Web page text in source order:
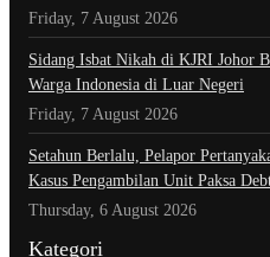
Friday, 7 August 2026
Sidang Isbat Nikah di KJRI Johor
Warga Indonesia di Luar Negeri
Friday, 7 August 2026
Setahun Berlalu, Pelapor
Kasus Pengambilan Unit Paksa
Thursday, 6 August 2026
Kategori